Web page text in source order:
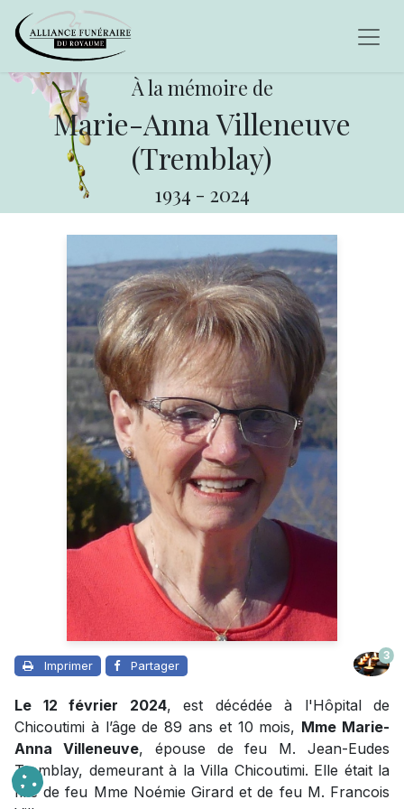
À la mémoire de
Marie-Anna Villeneuve
(Tremblay)
1934 - 2024
Imprimer Partager
3
Le 12 février 2024, est décédée à l'Hôpital de
Chicoutimi à l’âge de 89 ans et 10 mois, Mme Marie-
Anna Villeneuve, épouse de feu M. Jean-Eudes
Tremblay, demeurant à la Villa Chicoutimi. Elle était la
fille de feu Mme Noémie Girard et de feu M. Francois